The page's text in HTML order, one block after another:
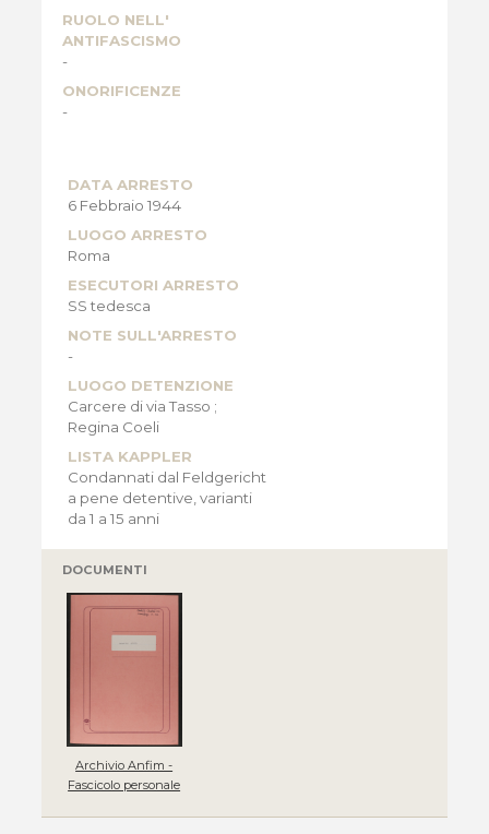
RUOLO NELL'
ANTIFASCISMO
-
ONORIFICENZE
-
DATA ARRESTO
6 Febbraio 1944
LUOGO ARRESTO
Roma
ESECUTORI ARRESTO
SS tedesca
NOTE SULL'ARRESTO
-
LUOGO DETENZIONE
Carcere di via Tasso ;
Regina Coeli
LISTA KAPPLER
Condannati dal Feldgericht
a pene detentive, varianti
da 1 a 15 anni
DOCUMENTI
Archivio Anfim -
Fascicolo personale